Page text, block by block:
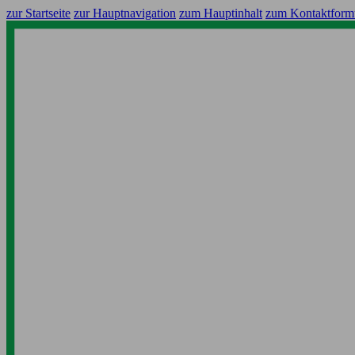
zur Startseite zur Hauptnavigation zum Hauptinhalt zum